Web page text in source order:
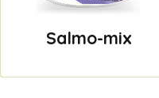
Salmo-mix